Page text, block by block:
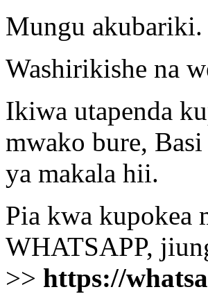
Mungu akubariki.
Washirikishe na
Ikiwa utapenda
mwako bure,
ya makala hii.
Pia kwa kupokea
WHATSAPP,
>> https://